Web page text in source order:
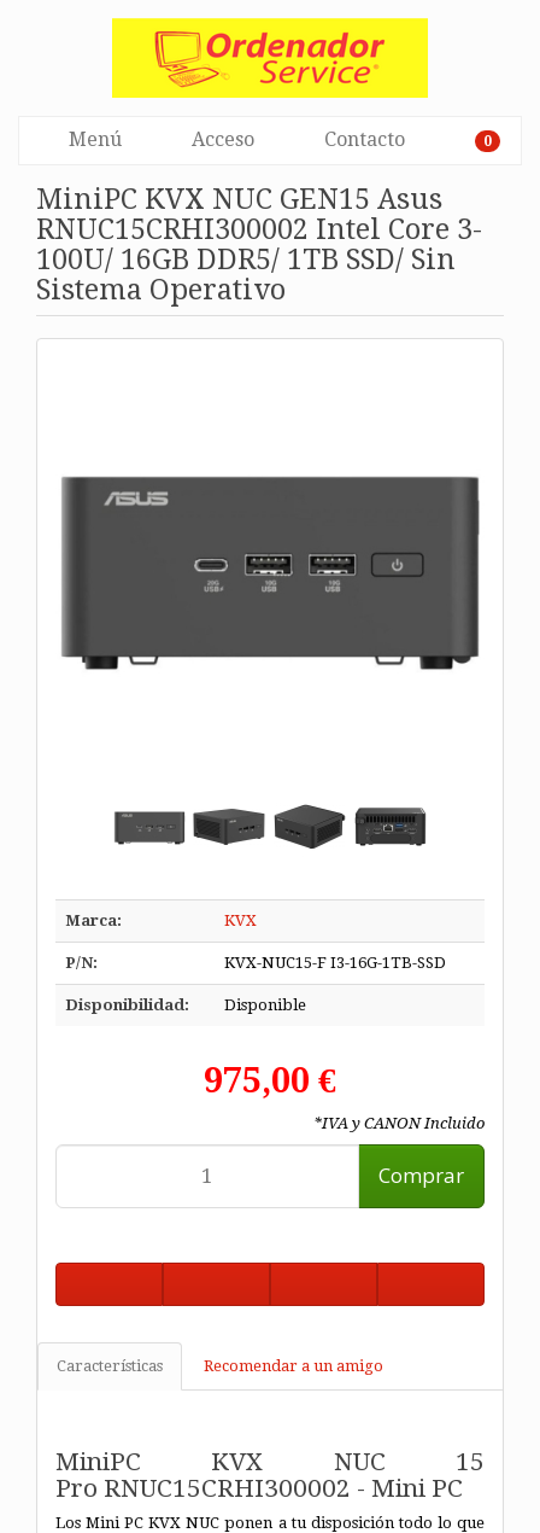
Menú Acceso Contacto 0
MiniPC KVX NUC GEN15 Asus
RNUC15CRHI300002 Intel Core 3-
100U/ 16GB DDR5/ 1TB SSD/ Sin
Sistema Operativo
Marca: KVX
P/N: KVX-NUC15-F I3-16G-1TB-SSD
Disponibilidad: Disponible
975,00 €
*IVA y CANON Incluido
Comprar
Características Recomendar a un amigo
MiniPC KVX NUC 15
Pro RNUC15CRHI300002 - Mini PC
Los Mini PC KVX NUC ponen a tu disposición todo lo que